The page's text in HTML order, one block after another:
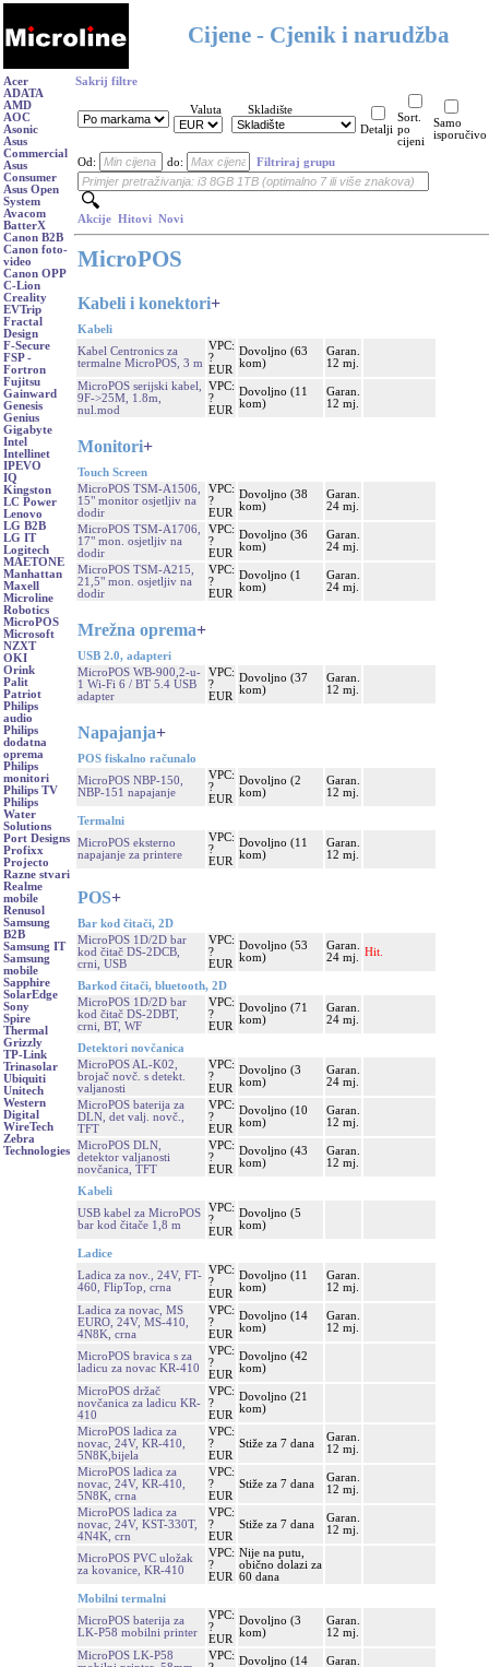
Cijene - Cjenik i narudžba
Acer
ADATA
AMD
AOC
Asonic
Asus
Commercial
Asus
Consumer
Asus Open
System
Avacom
BatterX
Canon B2B
Canon foto-
video
Canon OPP
C-Lion
Creality
EVTrip
Fractal
Design
F-Secure
FSP -
Fortron
Fujitsu
Gainward
Genesis
Genius
Gigabyte
Intel
Intellinet
IPEVO
IQ
Kingston
LC Power
Lenovo
LG B2B
LG IT
Logitech
MAETONE
Manhattan
Maxell
Microline
Robotics
MicroPOS
Microsoft
NZXT
OKI
Orink
Palit
Patriot
Philips
audio
Philips
dodatna
oprema
Philips
monitori
Philips TV
Philips
Water
Solutions
Port Designs
Profixx
Projecto
Razne stvari
Realme
mobile
Renusol
Samsung
B2B
Samsung IT
Samsung
mobile
Sapphire
SolarEdge
Sony
Spire
Thermal
Grizzly
TP-Link
Trinasolar
Ubiquiti
Unitech
Western
Digital
WireTech
Zebra
Technologies
Sakrij filtre
Valuta
Skladište
Detalji
Sort.
po
cijeni
Samo
isporučivo
Od: do: Filtriraj grupu
Akcije Hitovi Novi
MicroPOS
Kabeli i konektori+
Kabeli
Kabel Centronics za
termalne MicroPOS, 3 m
VPC:
?
EUR
Dovoljno (63
kom)
Garan.
12 mj.
MicroPOS serijski kabel,
9F->25M, 1.8m,
nul.mod
VPC:
?
EUR
Dovoljno (11
kom)
Garan.
12 mj.
Monitori+
Touch Screen
MicroPOS TSM-A1506,
15" monitor osjetljiv na
dodir
VPC:
?
EUR
Dovoljno (38
kom)
Garan.
24 mj.
MicroPOS TSM-A1706,
17" mon. osjetljiv na
dodir
VPC:
?
EUR
Dovoljno (36
kom)
Garan.
24 mj.
MicroPOS TSM-A215,
21,5" mon. osjetljiv na
dodir
VPC:
?
EUR
Dovoljno (1
kom)
Garan.
24 mj.
Mrežna oprema+
USB 2.0, adapteri
MicroPOS WB-900,2-u-
1 Wi-Fi 6 / BT 5.4 USB
adapter
VPC:
?
EUR
Dovoljno (37
kom)
Garan.
12 mj.
Napajanja+
POS fiskalno računalo
MicroPOS NBP-150,
NBP-151 napajanje
VPC:
?
EUR
Dovoljno (2
kom)
Garan.
12 mj.
Termalni
MicroPOS eksterno
napajanje za printere
VPC:
?
EUR
Dovoljno (11
kom)
Garan.
12 mj.
POS+
Bar kod čitači, 2D
MicroPOS 1D/2D bar
kod čitač DS-2DCB,
crni, USB
VPC:
?
EUR
Dovoljno (53
kom)
Garan.
24 mj.
Hit.
Barkod čitači, bluetooth, 2D
MicroPOS 1D/2D bar
kod čitač DS-2DBT,
crni, BT, WF
VPC:
?
EUR
Dovoljno (71
kom)
Garan.
24 mj.
Detektori novčanica
MicroPOS AL-K02,
brojač novč. s detekt.
valjanosti
VPC:
?
EUR
Dovoljno (3
kom)
Garan.
24 mj.
MicroPOS baterija za
DLN, det valj. novč.,
TFT
VPC:
?
EUR
Dovoljno (10
kom)
Garan.
12 mj.
MicroPOS DLN,
detektor valjanosti
novčanica, TFT
VPC:
?
EUR
Dovoljno (43
kom)
Garan.
12 mj.
Kabeli
USB kabel za MicroPOS
bar kod čitače 1,8 m
VPC:
?
EUR
Dovoljno (5
kom)
Ladice
Ladica za nov., 24V, FT-
460, FlipTop, crna
VPC:
?
EUR
Dovoljno (11
kom)
Garan.
12 mj.
Ladica za novac, MS
EURO, 24V, MS-410,
4N8K, crna
VPC:
?
EUR
Dovoljno (14
kom)
Garan.
12 mj.
MicroPOS bravica s za
ladicu za novac KR-410
VPC:
?
EUR
Dovoljno (42
kom)
MicroPOS držač
novčanica za ladicu KR-
410
VPC:
?
EUR
Dovoljno (21
kom)
MicroPOS ladica za
novac, 24V, KR-410,
5N8K,bijela
VPC:
?
EUR
Stiže za 7 dana
Garan.
12 mj.
MicroPOS ladica za
novac, 24V, KR-410,
5N8K, crna
VPC:
?
EUR
Stiže za 7 dana
Garan.
12 mj.
MicroPOS ladica za
novac, 24V, KST-330T,
4N4K, crn
VPC:
?
EUR
Stiže za 7 dana
Garan.
12 mj.
MicroPOS PVC uložak
za kovanice, KR-410
VPC:
?
EUR
Nije na putu,
obično dolazi za
60 dana
Mobilni termalni
MicroPOS baterija za
LK-P58 mobilni printer
VPC:
?
EUR
Dovoljno (3
kom)
Garan.
12 mj.
MicroPOS LK-P58
VPC: Dovoljno (14
Garan.